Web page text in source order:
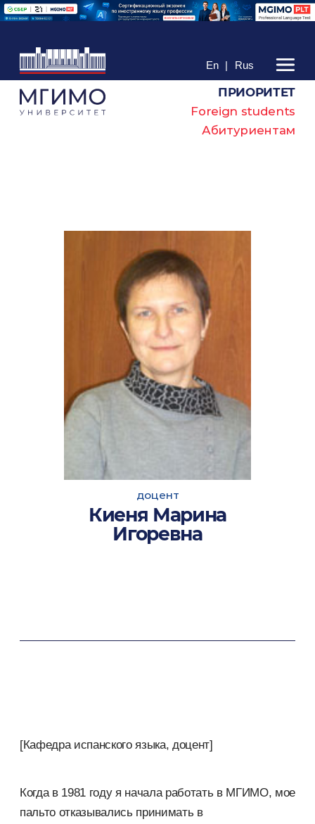
En | Rus
ПРИОРИТЕТ
Foreign students
Абитуриентам
доцент
Киеня Марина
Игоревна
[Кафедра испанского языка, доцент]
Когда в 1981 году я начала работать в МГИМО, мое
пальто отказывались принимать в